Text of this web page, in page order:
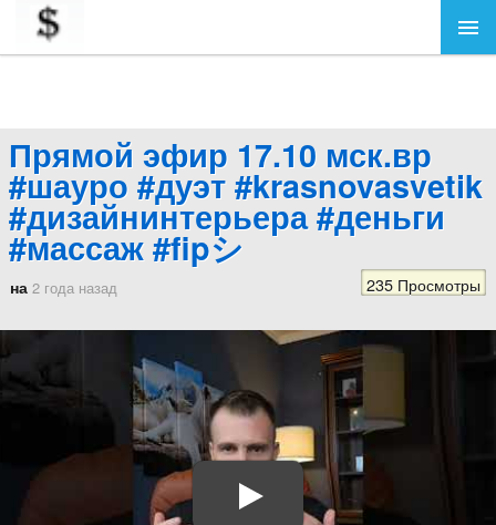
Прямой эфир 17.10 мск.вр
#шауро #дуэт #krasnovasvetik
#дизайнинтерьера #деньги
#массаж #fipシ
на 2 года назад 235 Просмотры